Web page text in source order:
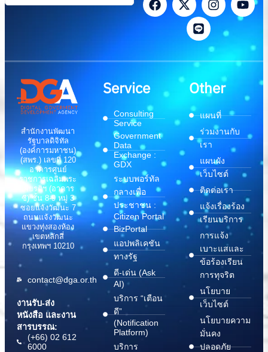
สำนักงานพัฒนา
รัฐบาลดิจิทัล
(องค์การมหาชน)
(สพร.) เลขที่ 120
อาคารศูนย์
ราชการเฉลิมพระ
เกียรติฯ (อาคาร
ซี) ชั้น 8-9 หมู่ 3
ซอยแจ้งวัฒนะ 7
ถนนแจ้งวัฒนะ
แขวงทุ่งสองห้อง
เขตหลักสี่
กรุงเทพฯ 10210
contact@dga.or.th
งานรับ-ส่ง
หนังสือ และงาน
สารบรรณ:
(+66) 02 612
6000
Service
Consulting
Service
Government
Data
Exchange :
GDX
ระบบพอร์ทัล
กลางเพื่อ
ประชาชน :
Citizen Portal
BizPortal
แอปพลิเคชัน
ทางรัฐ
ดี-เด่น (Ask
AI)
บริการ “เตือน
ดี”
(Notification
Platform)
บริการ
Other
แผนที่
ร่วมงานกับ
เรา
แผนผัง
เว็บไซต์
ติดต่อเรา
แจ้งเรื่องร้อง
เรียนบริการ
การแจ้ง
เบาะแสและ
ข้อร้องเรียน
การทุจริต
นโยบาย
เว็บไซต์
นโยบายความ
มั่นคง
ปลอดภัย